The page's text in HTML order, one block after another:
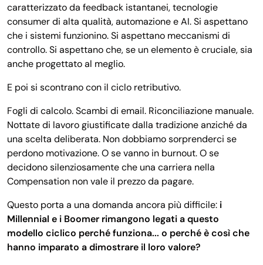
caratterizzato da feedback istantanei, tecnologie
consumer di alta qualità, automazione e AI. Si aspettano
che i sistemi funzionino. Si aspettano meccanismi di
controllo. Si aspettano che, se un elemento è cruciale, sia
anche progettato al meglio.
E poi si scontrano con il ciclo retributivo.
Fogli di calcolo. Scambi di email. Riconciliazione manuale.
Nottate di lavoro giustificate dalla tradizione anziché da
una scelta deliberata. Non dobbiamo sorprenderci se
perdono motivazione. O se vanno in burnout. O se
decidono silenziosamente che una carriera nella
Compensation non vale il prezzo da pagare.
Questo porta a una domanda ancora più difficile: i
Millennial e i Boomer rimangono legati a questo
modello ciclico perché funziona... o perché è così che
hanno imparato a dimostrare il loro valore?